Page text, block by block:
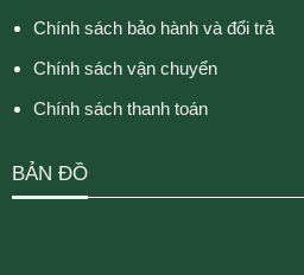
Chính sách bảo hành và đổi trả
Chính sách vận chuyển
Chính sách thanh toán
BẢN ĐỒ